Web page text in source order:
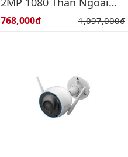
Trời CS-C3TN-A0-1H2WFL
Giá bán:
768,000đ Giá gốc:
1,097,000đ